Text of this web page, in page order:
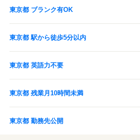
東京都 ブランク有OK
東京都 駅から徒歩5分以内
東京都 英語力不要
東京都 残業月10時間未満
東京都 勤務先公開